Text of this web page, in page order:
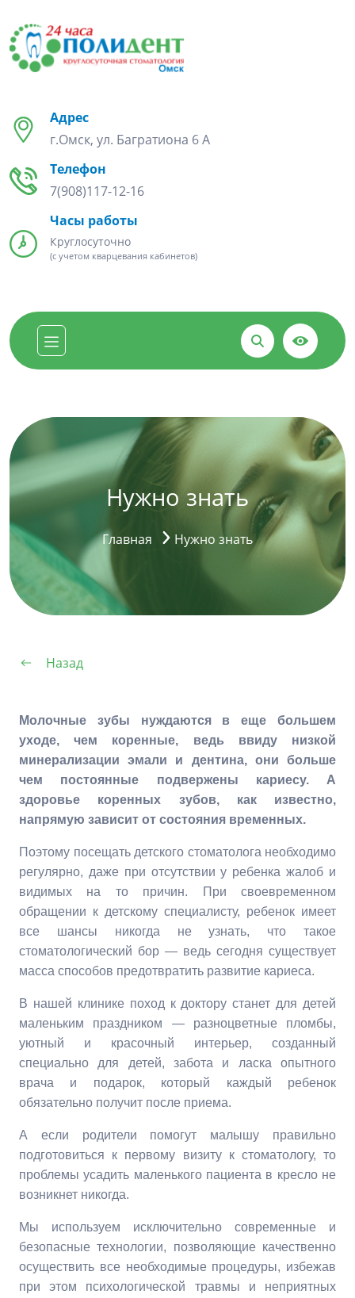
Адрес
г.Омск, ул. Багратиона 6 А
Телефон
7(908)117-12-16
Часы работы
Круглосуточно
(с учетом кварцевания кабинетов)
Нужно знать
Главная Нужно знать
Назад
Молочные зубы нуждаются в еще большем
уходе, чем коренные, ведь ввиду низкой
минерализации эмали и дентина, они больше
чем постоянные подвержены кариесу. А
здоровье коренных зубов, как известно,
напрямую зависит от состояния временных.
Поэтому посещать детского стоматолога необходимо
регулярно, даже при отсутствии у ребенка жалоб и
видимых на то причин. При своевременном
обращении к детскому специалисту, ребенок имеет
все шансы никогда не узнать, что такое
стоматологический бор — ведь сегодня существует
масса способов предотвратить развитие кариеса.
В нашей клинике поход к доктору станет для детей
маленьким праздником — разноцветные пломбы,
уютный и красочный интерьер, созданный
специально для детей, забота и ласка опытного
врача и подарок, который каждый ребенок
обязательно получит после приема.
А если родители помогут малышу правильно
подготовиться к первому визиту к стоматологу, то
проблемы усадить маленького пациента в кресло не
возникнет никогда.
Мы используем исключительно современные и
безопасные технологии, позволяющие качественно
осуществить все необходимые процедуры, избежав
при этом психологической травмы и неприятных